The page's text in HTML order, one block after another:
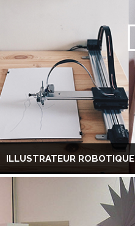
ILLUSTRATEUR ROBOTIQUE